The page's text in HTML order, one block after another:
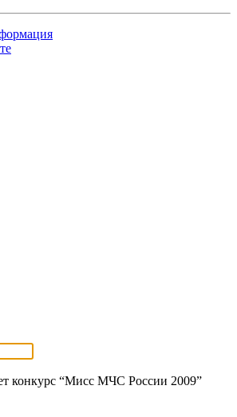
конкурс “Мисс МЧС России 2009”